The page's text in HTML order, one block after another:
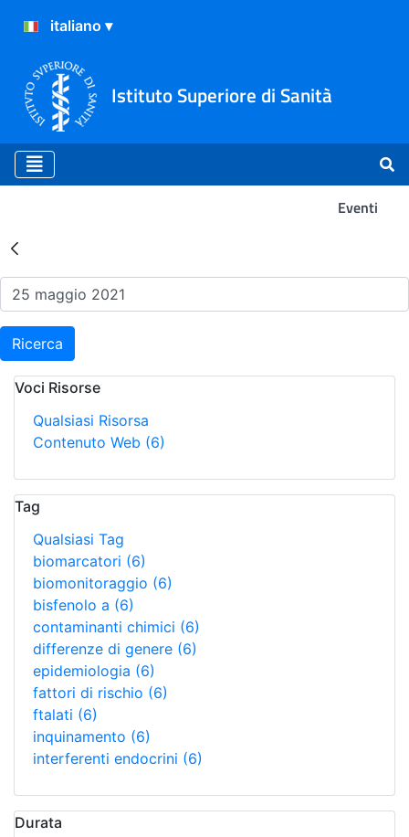
Istituto Superiore di Sanità
Eventi
Risultati della Ricerca -
Ricerca
Voci Risorse
Qualsiasi Risorsa
Contenuto Web (6)
Tag
Qualsiasi Tag
biomarcatori (6)
biomonitoraggio (6)
bisfenolo a (6)
contaminanti chimici (6)
differenze di genere (6)
epidemiologia (6)
fattori di rischio (6)
ftalati (6)
inquinamento (6)
interferenti endocrini (6)
Durata